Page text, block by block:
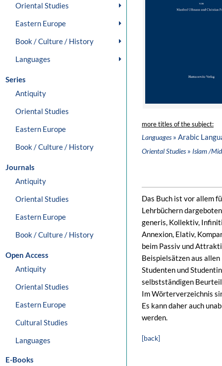
Oriental Studies
Eastern Europe
Book / Culture / History
Languages
Series
Antiquity
Oriental Studies
Eastern Europe
Book / Culture / History
Journals
Antiquity
Oriental Studies
Eastern Europe
Book / Culture / History
Open Access
Antiquity
Oriental Studies
Eastern Europe
Cultural Studies
Languages
E-Books
more titles of the subject:
Languages» Arabic
Oriental Studies» Islam /
Das Buch ist vor allem
Lehrbüchern
generis, Kollektiv,
Annexion, Elativ,
beim Passiv und
Beispielsätzen aus
Studenten und
selbstständigen
Im Wörterverzeichnis
Es kann daher auch
werden.
[back]